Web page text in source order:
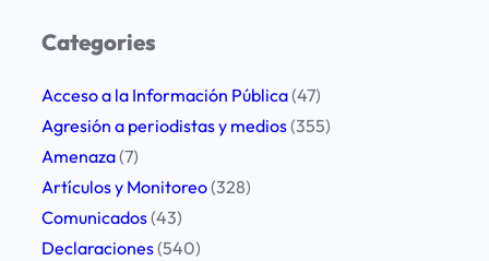
r
h
Categories
Acceso a la Información Pública(47)
Agresión a periodistas y medios(355)
Amenaza(7)
Artículos y Monitoreo(328)
Comunicados(43)
Declaraciones(540)